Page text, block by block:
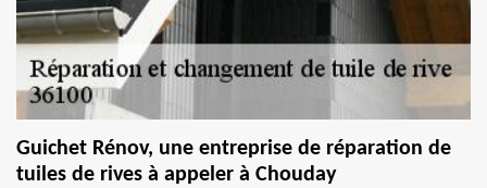
Guichet Rénov, une entreprise de réparation de
tuiles de rives à appeler à Chouday